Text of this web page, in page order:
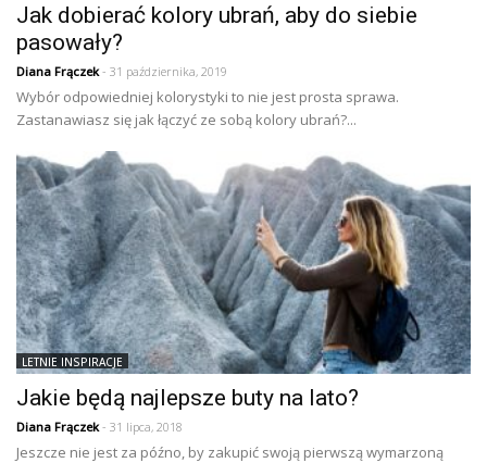
Jak dobierać kolory ubrań, aby do siebie
pasowały?
Diana Frączek- 31 października, 2019
Wybór odpowiedniej kolorystyki to nie jest prosta sprawa.
Zastanawiasz się jak łączyć ze sobą kolory ubrań?...
LETNIE INSPIRACJE
Jakie będą najlepsze buty na lato?
Diana Frączek- 31 lipca, 2018
Jeszcze nie jest za późno, by zakupić swoją pierwszą wymarzoną